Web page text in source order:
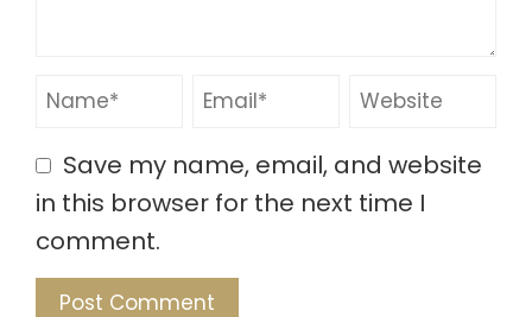
Save my name, email, and website
in this browser for the next time I
comment.